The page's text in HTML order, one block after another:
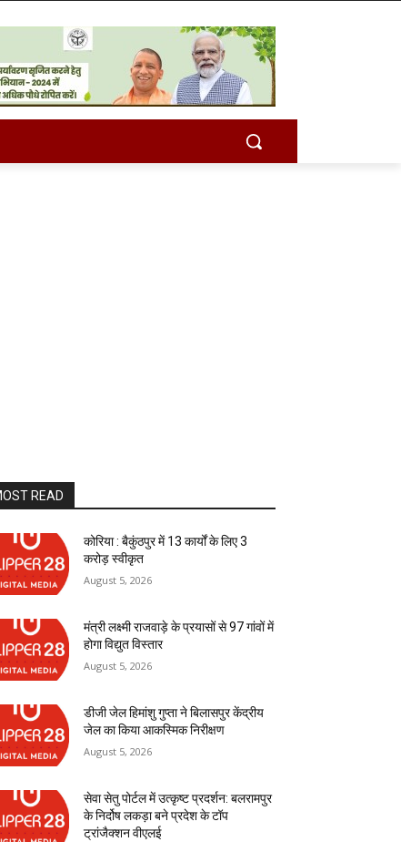
READ
कोरिया : बैकुंठपुर में 13 कार्यों के लिए 3
करोड़ स्वीकृत
August 5, 2026
मंत्री लक्ष्मी राजवाड़े के प्रयासों से 97 गांवों में
होगा विद्युत विस्तार
August 5, 2026
डीजी जेल हिमांशु गुप्ता ने बिलासपुर केंद्रीय
जेल का किया आकस्मिक निरीक्षण
August 5, 2026
सेवा सेतु पोर्टल में उत्कृष्ट प्रदर्शन: बलरामपुर
के निर्दोष लकड़ा बने प्रदेश के टॉप
ट्रांजैक्शन वीएलई